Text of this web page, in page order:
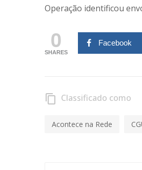
Operação identificou
0
SHARES
Facebook
content_copy Classificado como
Acontece na Rede